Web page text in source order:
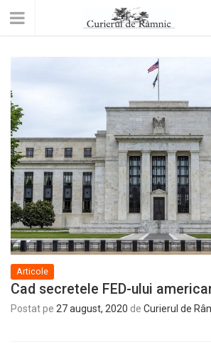
Articole
Cad secretele FED-ului
Postat pe 27 august, 2020 de Curierul de